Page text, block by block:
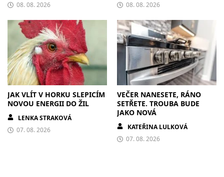
08. 08. 2026
08. 08. 2026
JAK VLÍT V HORKU SLEPICÍM
NOVOU ENERGII DO ŽIL
LENKA STRAKOVÁ
07. 08. 2026
VEČER NANESETE, RÁNO
SETŘETE. TROUBA BUDE
JAKO NOVÁ
KATEŘINA LULKOVÁ
07. 08. 2026